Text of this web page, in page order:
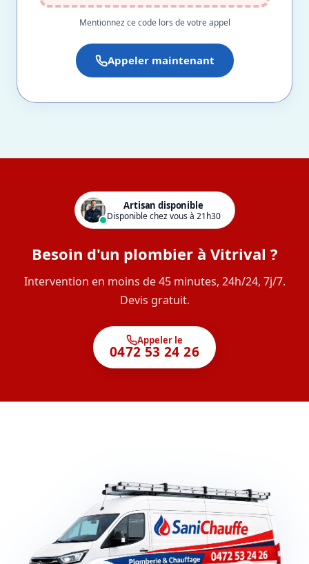
Mentionnez ce code lors de votre appel
Appeler maintenant
Artisan disponible
Disponible chez vous à 21h30
Besoin d'un plombier à Vitrival ?
Intervention en moins de 45 minutes, 24h/24, 7j/7.
Devis gratuit.
Appeler le
0472 53 24 26